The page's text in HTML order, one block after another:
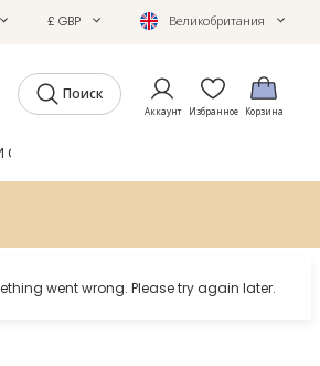
£ GBP Великобритания
Поиск
Аккаунт Избранное Корзина